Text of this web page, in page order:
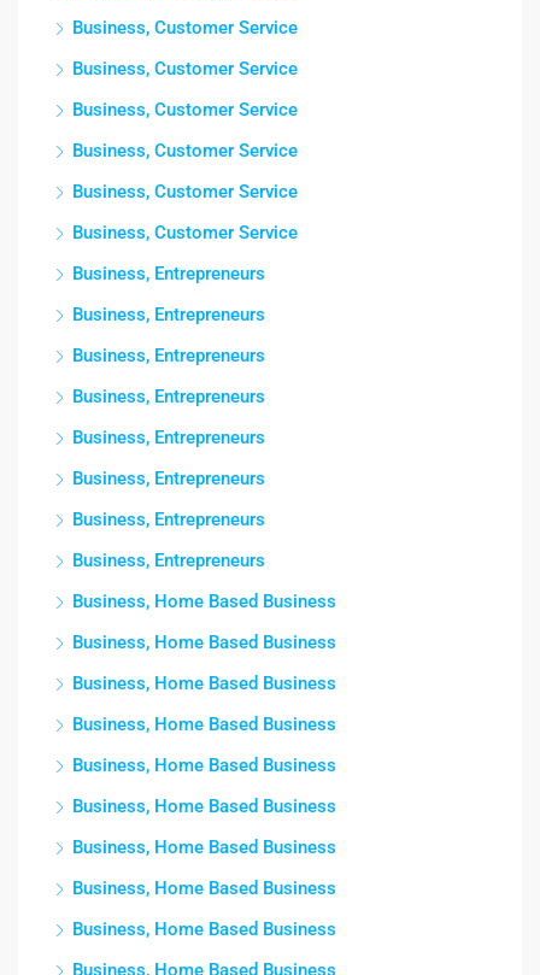
Business, Customer Service
Business, Customer Service
Business, Customer Service
Business, Customer Service
Business, Customer Service
Business, Customer Service
Business, Entrepreneurs
Business, Entrepreneurs
Business, Entrepreneurs
Business, Entrepreneurs
Business, Entrepreneurs
Business, Entrepreneurs
Business, Entrepreneurs
Business, Entrepreneurs
Business, Home Based Business
Business, Home Based Business
Business, Home Based Business
Business, Home Based Business
Business, Home Based Business
Business, Home Based Business
Business, Home Based Business
Business, Home Based Business
Business, Home Based Business
Business, Home Based Business